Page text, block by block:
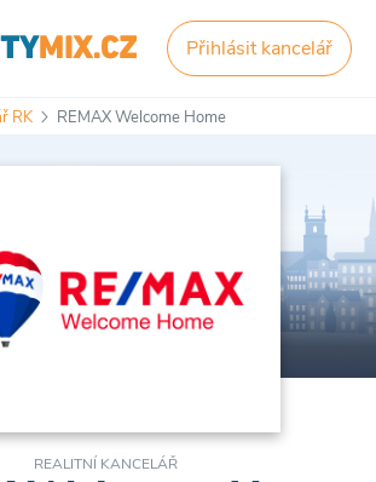
Přihlásit kancelář
RK REMAX Welcome Home
REALITNÍ KANCELÁŘ